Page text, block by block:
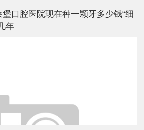
口腔医院现在种一颗牙多少钱“细
年